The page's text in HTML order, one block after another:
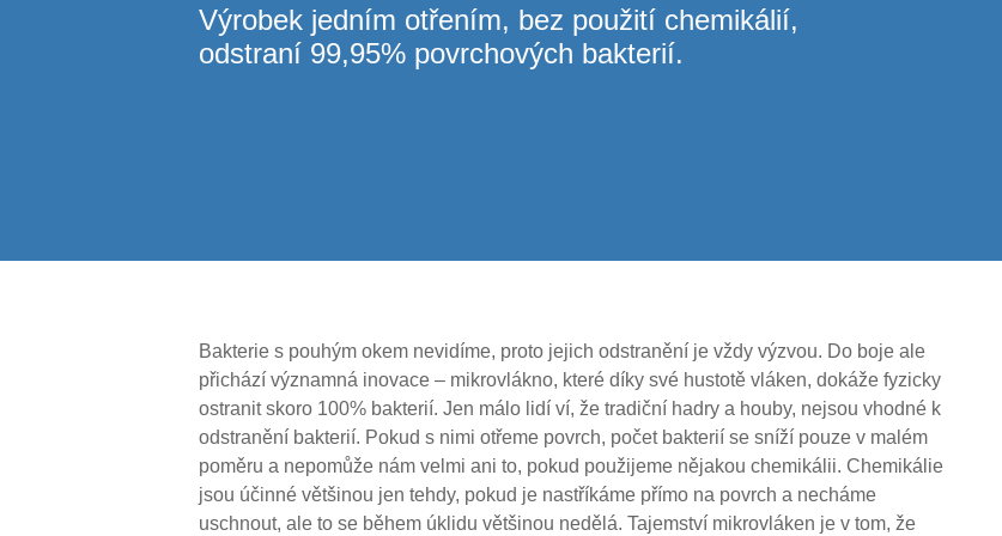
Výrobek jedním otřením, bez použití chemikálií,
odstraní 99,95% povrchových bakterií.
Bakterie s pouhým okem nevidíme, proto jejich odstranění je vždy výzvou. Do boje ale
přichází významná inovace – mikrovlákno, které díky své hustotě vláken, dokáže fyzicky
ostranit skoro 100% bakterií. Jen málo lidí ví, že tradiční hadry a houby, nejsou vhodné k
odstranění bakterií. Pokud s nimi otřeme povrch, počet bakterií se sníží pouze v malém
poměru a nepomůže nám velmi ani to, pokud použijeme nějakou chemikálii. Chemikálie
jsou účinné většinou jen tehdy, pokud je nastříkáme přímo na povrch a necháme
uschnout, ale to se během úklidu většinou nedělá. Tajemství mikrovláken je v tom, že